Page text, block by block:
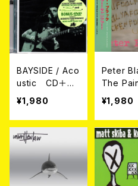
BAYSIDE / Aco
ustic CD＋D
VD
¥1,980
Peter
The
On The
ay
ambler
¥1,980